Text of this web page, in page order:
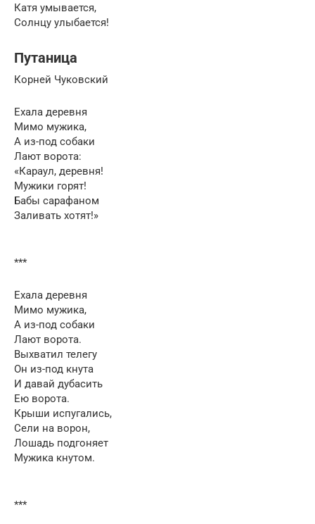
Катя умывается,
Солнцу улыбается!
Путаница
Корней Чуковский
Ехала деревня
Мимо мужика,
А из-под собаки
Лают ворота:
«Караул, деревня!
Мужики горят!
Бабы сарафаном
Заливать хотят!»
***
Ехала деревня
Мимо мужика,
А из-под собаки
Лают ворота.
Выхватил телегу
Он из-под кнута
И давай дубасить
Ею ворота.
Крыши испугались,
Сели на ворон,
Лошадь подгоняет
Мужика кнутом.
***